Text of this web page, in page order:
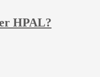
HPAL?